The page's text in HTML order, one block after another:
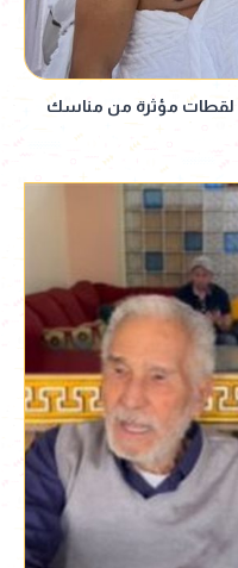
لقطات مؤثرة من مناسك